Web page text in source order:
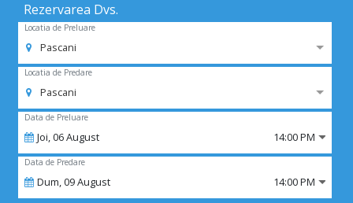
Rezervarea Dvs.
Locatia de Preluare
Pascani
Locatia de Predare
Pascani
Data de Preluare
Joi,06August 14:00 PM
Data de Predare
Dum,09August 14:00 PM